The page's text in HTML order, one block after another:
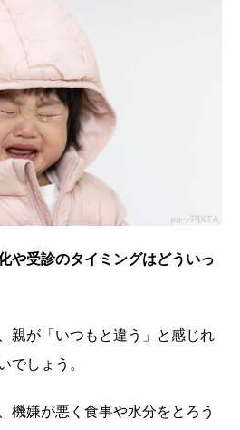
受診のタイミングはどういっ
親が「いつもと違う」と感じれ
でしょう。
機嫌が悪く食事や水分をとろう